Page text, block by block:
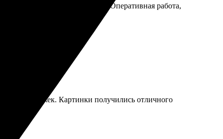
дней уже забрала свой заказ. Оперативная работа,
без задержек. Картинки получились отличного